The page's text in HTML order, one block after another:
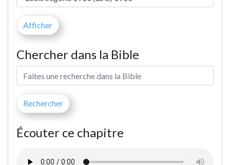
Chercher dans la Bible
Écouter ce chapitre